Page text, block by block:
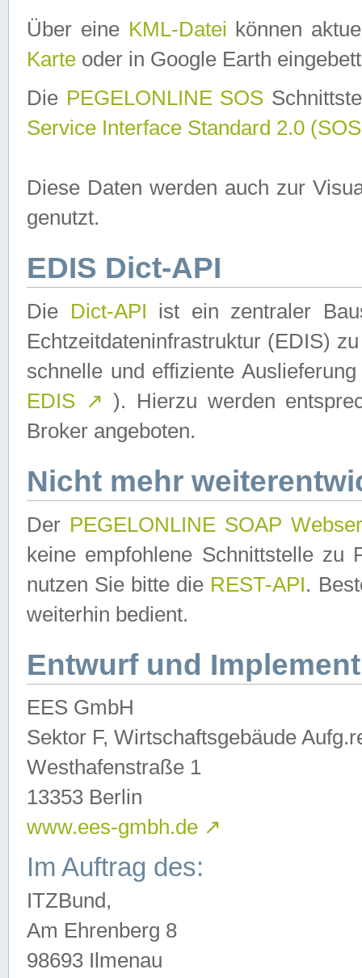
Über eine KML-Datei können
Karte oder in Google Earth
Die PEGELONLINE SOS
Service Interface Standard 2.0
Diese Daten werden auch zur
genutzt.
EDIS Dict-API
Die Dict-API ist ein zentraler
Echtzeitdateninfrastruktur (EDIS)
schnelle und effiziente
EDIS ↗ ). Hierzu werden
Broker angeboten.
Nicht mehr
Der PEGELONLINE SOAP
keine empfohlene Schnittstelle zu
nutzen Sie bitte die REST-API.
weiterhin bedient.
Entwurf und
EES GmbH
Sektor F, Wirtschaftsgebäude
Westhafenstraße 1
13353 Berlin
www.ees-gmbh.de ↗
Im Auftrag des:
ITZBund,
Am Ehrenberg 8
98693 Ilmenau